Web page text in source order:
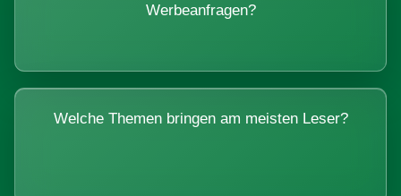
Werbeanfragen?
Welche Themen bringen am meisten Leser?